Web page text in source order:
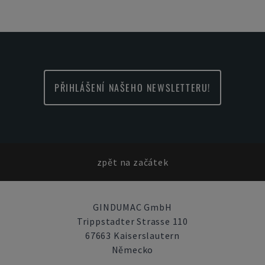
PŘIHLÁŠENÍ NAŠEHO NEWSLETTERU!
zpět na začátek
GINDUMAC GmbH
Trippstadter Strasse 110
67663 Kaiserslautern
Německo